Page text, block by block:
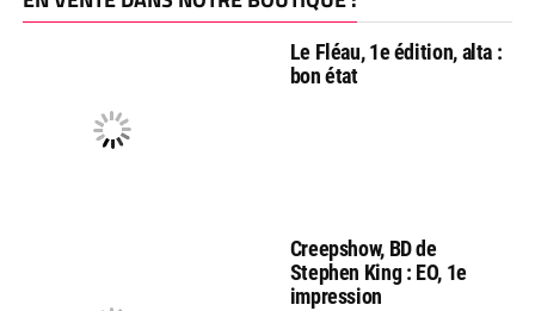
Le Fléau, 1e édition, alta :
bon état
Creepshow, BD de
Stephen King : EO, 1e
impression